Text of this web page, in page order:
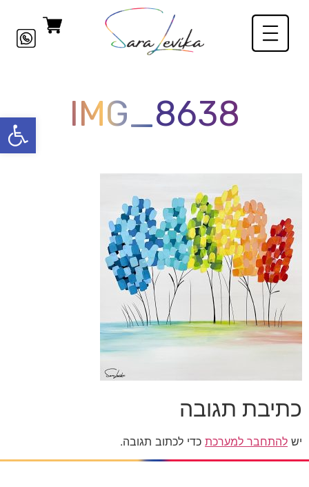
פתח IMG_8638
כתיבת תגובה
יש להתחבר למערכת כדי לכתוב תגובה.